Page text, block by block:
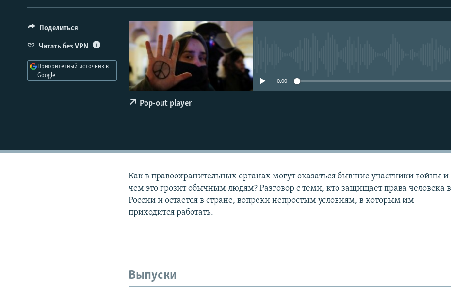
Вернутся
IDEL.РЕАЛИИ
КАВКАЗ.РЕАЛИИ
СЕВЕР.РЕАЛИИ
СИБИРЬ.РЕАЛИИ
РАСПИСАНИЕ ВЕЩАНИЯ
0:00
Pop-out player
Поделиться
Читать без VPN
Приоритетный источник в
Google
Как в правоохранительных органах могут оказаться бывшие участники войны и
чем это грозит обычным людям? Разговор с теми, кто защищает права человека в
России и остается в стране, вопреки непростым условиям, в которым им
приходится работать.
Выпуски